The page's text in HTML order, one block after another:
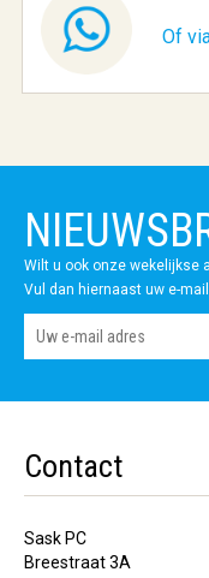
Of
Wilt u ook onze wekelijkse
Vul dan hiernaast uw e-
Contact
Sask PC
Breestraat 3A